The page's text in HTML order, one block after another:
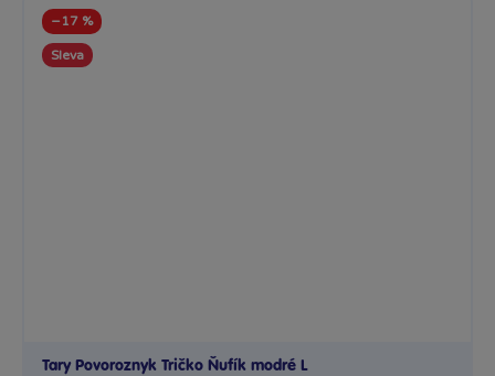
−17 %
Sleva
Tary Povoroznyk Tričko Ňufík modré L